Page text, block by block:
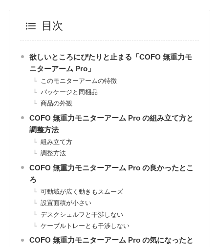
目次
欲しいところにぴたりと止まる「COFO 無重力モ
ニターアーム Pro」
このモニターアームの特徴
パッケージと同梱品
商品の外観
COFO 無重力モニターアーム Pro の組み立て方と
調整方法
組み立て方
調整方法
COFO 無重力モニターアーム Pro の良かったとこ
ろ
可動域が広く動きもスムーズ
設置面積が小さい
デスクシェルフと干渉しない
ケーブルトレーとも干渉しない
COFO 無重力モニターアーム Pro の気になったと